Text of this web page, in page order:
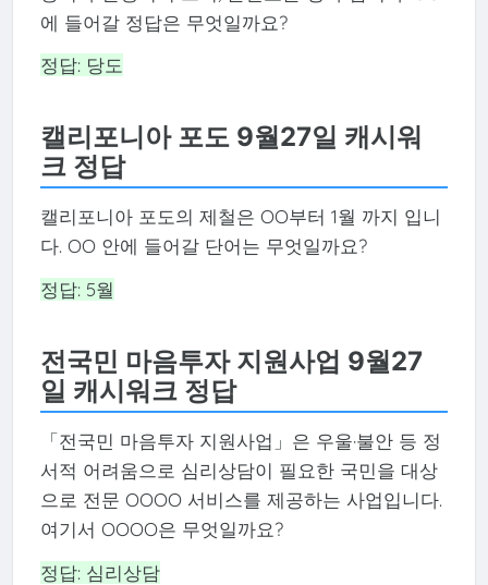
에 들어갈 정답은 무엇일까요?
정답: 당도
캘리포니아 포도 9월27일 캐시워
크 정답
캘리포니아 포도의 제철은 OO부터 1월 까지 입니
다. OO 안에 들어갈 단어는 무엇일까요?
정답: 5월
전국민 마음투자 지원사업 9월27
일 캐시워크 정답
「전국민 마음투자 지원사업」은 우울·불안 등 정
서적 어려움으로 심리상담이 필요한 국민을 대상
으로 전문 OOOO 서비스를 제공하는 사업입니다.
여기서 OOOO은 무엇일까요?
정답: 심리상담